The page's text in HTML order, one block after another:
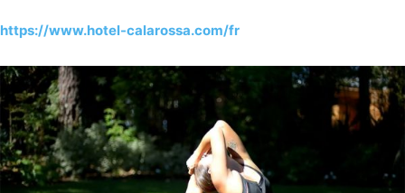
https://www.hotel-calarossa.com/fr